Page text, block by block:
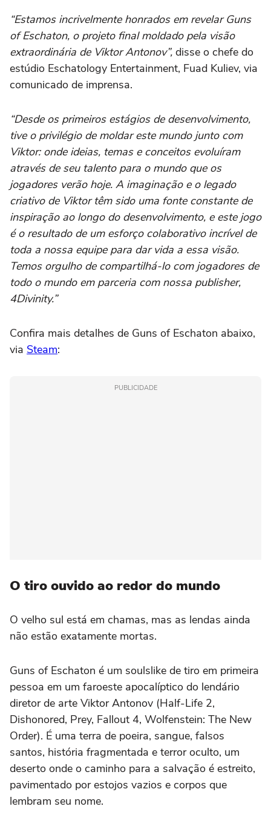
“Estamos incrivelmente honrados em revelar Guns
of Eschaton, o projeto final moldado pela visão
extraordinária de Viktor Antonov”, disse o chefe do
estúdio Eschatology Entertainment, Fuad Kuliev, via
comunicado de imprensa.
“Desde os primeiros estágios de desenvolvimento,
tive o privilégio de moldar este mundo junto com
Viktor: onde ideias, temas e conceitos evoluíram
através de seu talento para o mundo que os
jogadores verão hoje. A imaginação e o legado
criativo de Viktor têm sido uma fonte constante de
inspiração ao longo do desenvolvimento, e este jogo
é o resultado de um esforço colaborativo incrível de
toda a nossa equipe para dar vida a essa visão.
Temos orgulho de compartilhá-lo com jogadores de
todo o mundo em parceria com nossa publisher,
4Divinity.”
Confira mais detalhes de Guns of Eschaton abaixo,
via Steam:
PUBLICIDADE
O tiro ouvido ao redor do mundo
O velho sul está em chamas, mas as lendas ainda
não estão exatamente mortas.
Guns of Eschaton é um soulslike de tiro em primeira
pessoa em um faroeste apocalíptico do lendário
diretor de arte Viktor Antonov (Half-Life 2,
Dishonored, Prey, Fallout 4, Wolfenstein: The New
Order). É uma terra de poeira, sangue, falsos
santos, história fragmentada e terror oculto, um
deserto onde o caminho para a salvação é estreito,
pavimentado por estojos vazios e corpos que
lembram seu nome.